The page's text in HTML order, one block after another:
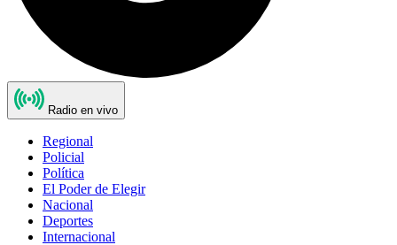
Radio en vivo
Regional
Policial
Política
El Poder de Elegir
Nacional
Deportes
Internacional